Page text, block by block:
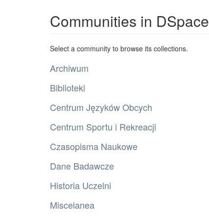
Communities in DSpace
Select a community to browse its collections.
Archiwum
Biblioteki
Centrum Języków Obcych
Centrum Sportu i Rekreacji
Czasopisma Naukowe
Dane Badawcze
Historia Uczelni
Miscelanea